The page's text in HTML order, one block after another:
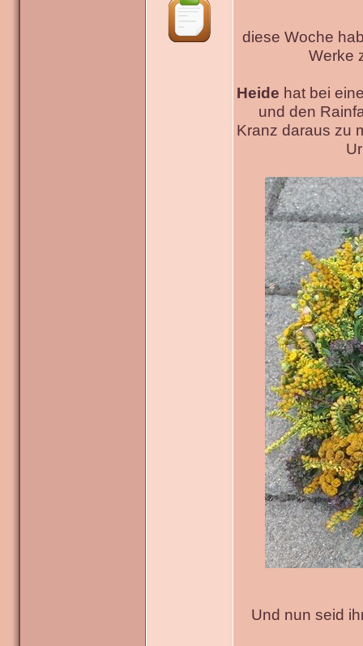
diese Woche
Werke
Heide hat bei
und den
Kranz daraus zu
Und nun seid